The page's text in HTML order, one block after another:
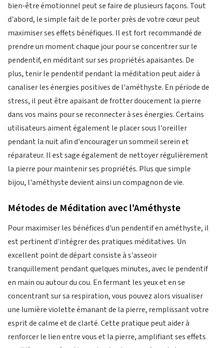
bien-être émotionnel peut se faire de plusieurs façons. Tout
d'abord, le simple fait de le porter près de votre cœur peut
maximiser ses effets bénéfiques. Il est fort recommandé de
prendre un moment chaque jour pour se concentrer sur le
pendentif, en méditant sur ses propriétés apaisantes. De
plus, tenir le pendentif pendant la méditation peut aider à
canaliser les énergies positives de l'améthyste. En période de
stress, il peut être apaisant de frotter doucement la pierre
dans vos mains pour se reconnecter à ses énergies. Certains
utilisateurs aiment également le placer sous l'oreiller
pendant la nuit afin d'encourager un sommeil serein et
réparateur. Il est sage également de nettoyer régulièrement
la pierre pour maintenir ses propriétés. Plus que simple
bijou, l'améthyste devient ainsi un compagnon de vie.
Métodes de Méditation avec l'Améthyste
Pour maximiser les bénéfices d'un pendentif en améthyste, il
est pertinent d'intégrer des pratiques méditatives. Un
excellent point de départ consiste à s'asseoir
tranquillement pendant quelques minutes, avec le pendentif
en main ou autour du cou. En fermant les yeux et en se
concentrant sur sa respiration, vous pouvez alors visualiser
une lumière violette émanant de la pierre, remplissant votre
esprit de calme et de clarté. Cette pratique peut aider à
renforcer le lien entre vous et la pierre, amplifiant ses effets